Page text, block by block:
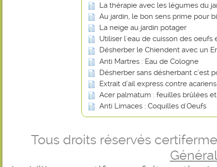
La thérapie avec les légumes du
Au jardin, le bon sens prime pour
La neige au jardin potager
Utiliser l'eau de cuisson des oeufs
Désherber le Chiendent avec un
Anti Martres : Eau de Cologne
Désherber sans désherbant c’est
Extrait d’ail express contre
Acer palmatum : feuilles brûlées
Anti Limaces : Coquilles d'Oeufs
Tous droits réservés